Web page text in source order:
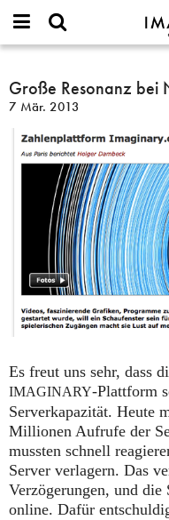
IMAGINARY
open
or
username
*
Passwort
Neues
Neues
Suche
Große
Resonanz
bei
Nutzern
und
Medien
Große Resonanz bei
7 Mär. 2013
Es freut uns sehr, dass
IMAGINARY-Plattform
Serverkapazität. Heute
Millionen Aufrufe der
mussten schnell
Server verlagern. Das
Verzögerungen, und
online. Dafür